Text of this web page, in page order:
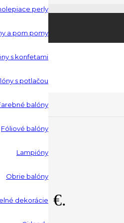
perly
a pom pomy
s konfetami
s potlačou
balóny
Fóliové balóny
Lampióny
Obrie balóny
dekorácie
12.00 €.